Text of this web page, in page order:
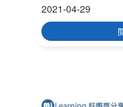
2021-04-29